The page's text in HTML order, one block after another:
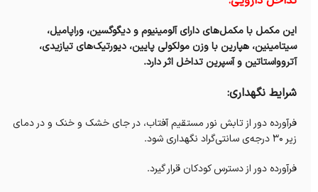
این مکمل با مکمل‌های دارای آلومینیوم و دیگوگسین، وراپامیل،
سیتامینین، هپارین با وزن مولکولی پایین،‌ دیورتیک‌های تیازیدی،
آتروواستاتین و آسپرین تداخل اثر دارد.
شرایط نگهداری:
فرآورده دور از تابش نور مستقیم آفتاب، در جای خشک و خنک و در دمای
زیر ۳۰ درجه‌ی سانتی‌گراد نگهداری شود.
فرآورده دور از دسترس کودکان قرار گیرد.